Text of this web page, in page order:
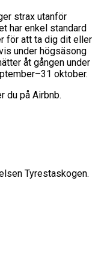
strax utanför
har enkel standard
för att ta dig dit eller
under högsäsong
åt gången under
oktober.
du på Airbnb.
Tyrestaskogen.